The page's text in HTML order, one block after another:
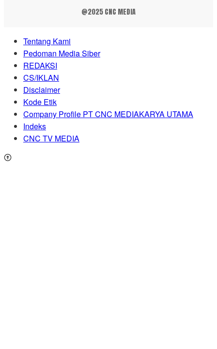
@2025 CNC MEDIA
Tentang Kami
Pedoman Media Siber
REDAKSI
CS/IKLAN
Disclaimer
Kode Etik
Company Profile PT CNC MEDIAKARYA UTAMA
Indeks
CNC TV MEDIA